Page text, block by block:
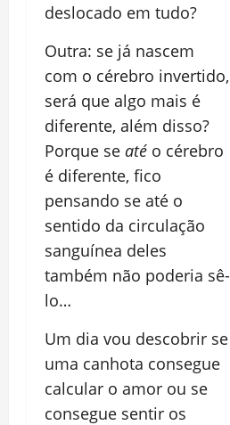
deslocado em tudo?
Outra: se já nascem
com o cérebro invertido,
será que algo mais é
diferente, além disso?
Porque se até o cérebro
é diferente, fico
pensando se até o
sentido da circulação
sanguínea deles
também não poderia sê-
lo…
Um dia vou descobrir se
uma canhota consegue
calcular o amor ou se
consegue sentir os